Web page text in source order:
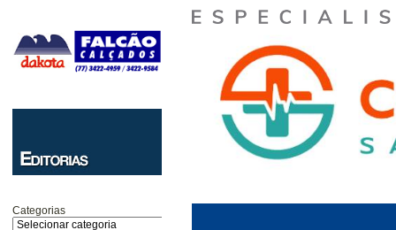
Categorias